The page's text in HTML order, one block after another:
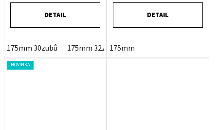
DETAIL
175mm 30zubů 175mm 32zubů 175mm 32zubů OEM balení
DETAIL
175mm
NOVINKA